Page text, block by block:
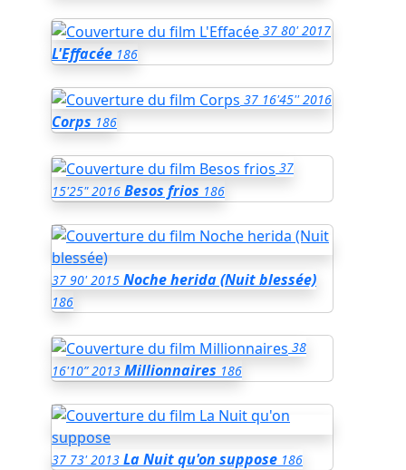
37 80' 2017
L'Effacée 186
37 16'45'' 2016
Corps 186
37
15'25" 2016 Besos frios 186
37 90' 2015 Noche herida (Nuit blessée)
186
38
16'10” 2013 Millionnaires 186
37 73' 2013 La Nuit qu'on suppose 186